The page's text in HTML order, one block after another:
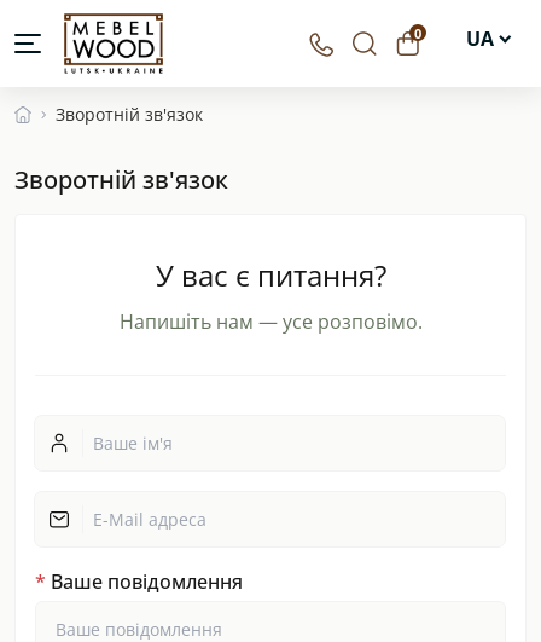
0 UA
Зворотній зв'язок
Зворотній зв'язок
У вас є питання?
Напишіть нам — усе розповімо.
* Ваше повідомлення